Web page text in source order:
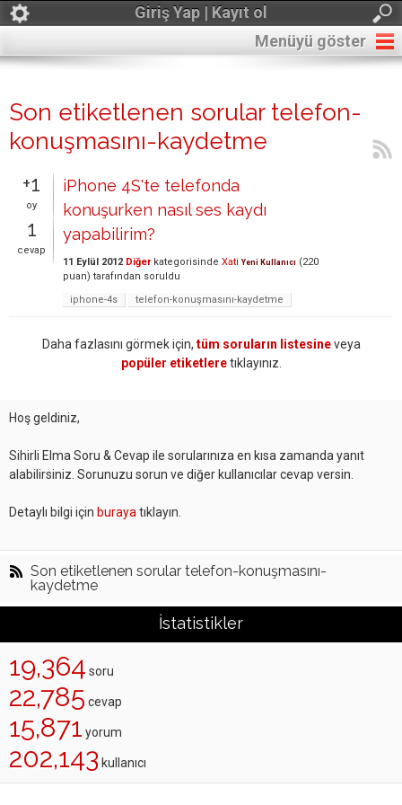
Giriş Yap | Kayıt ol
Menüyü göster
Son etiketlenen sorular telefon-
konuşmasını-kaydetme
+1
oy
1
cevap
iPhone 4S'te telefonda
konuşurken nasıl ses kaydı
yapabilirim?
11 Eylül 2012 Diğerkategorisinde Xati Yeni Kullanıcı (220
puan) tarafından soruldu
iphone-4s
telefon-konuşmasını-kaydetme
Daha fazlasını görmek için, tüm soruların listesineveya
popüler etiketleretıklayınız.
Hoş geldiniz,
Sihirli Elma Soru & Cevap ile sorularınıza en kısa zamanda yanıt
alabilirsiniz. Sorunuzu sorun ve diğer kullanıcılar cevap versin.
Detaylı bilgi için buraya tıklayın.
Son etiketlenen sorular telefon-konuşmasını-
kaydetme
İstatistikler
19,364 soru
22,785 cevap
15,871 yorum
202,143 kullanıcı